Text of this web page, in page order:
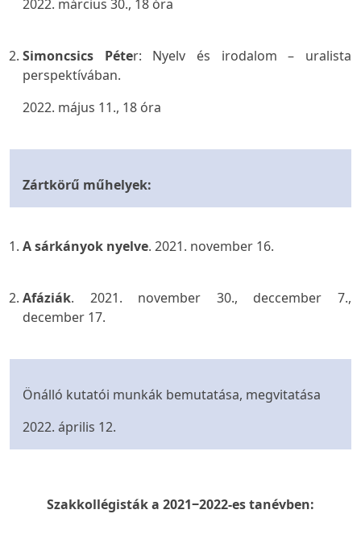
2022. március 30., 18 óra
Simoncsics Péter: Nyelv és irodalom – uralista
perspektívában.
2022. május 11., 18 óra
Zártkörű műhelyek:
A sárkányok nyelve. 2021. november 16.
Afáziák. 2021. november 30., deccember 7.,
december 17.
Önálló kutatói munkák bemutatása, megvitatása
2022. április 12.
Szakkollégisták a 2021‒2022-es tanévben: